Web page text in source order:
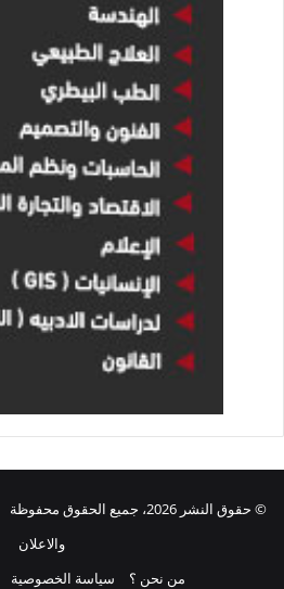
© حقوق النشر 2026، جميع
والاعلان
من نحن ؟
سياسة الخصوصية